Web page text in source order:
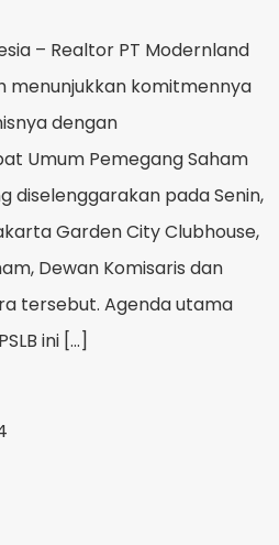
– Realtor PT Modernland
menunjukkan komitmennya
dengan
Umum Pemegang Saham
diselenggarakan pada Senin,
Garden City Clubhouse,
Dewan Komisaris dan
tersebut. Agenda utama
ini […]